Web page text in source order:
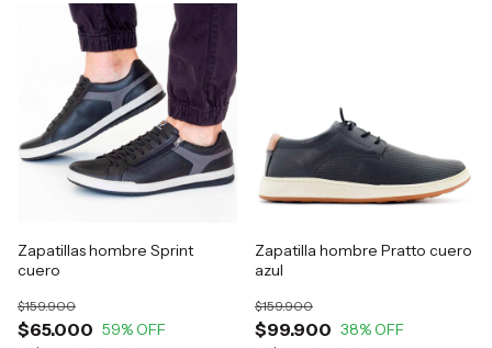
Zapatillas hombre Sprint
cuero
$65.000
$159.900
59% OFF
Zapatilla hombre Pratto cuero
azul
$99.900
$159.900
38% OFF